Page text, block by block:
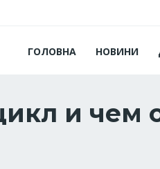
ГОЛОВНА НОВИНИ
и чем